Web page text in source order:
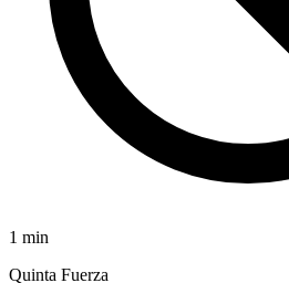
1 min
Quinta Fuerza